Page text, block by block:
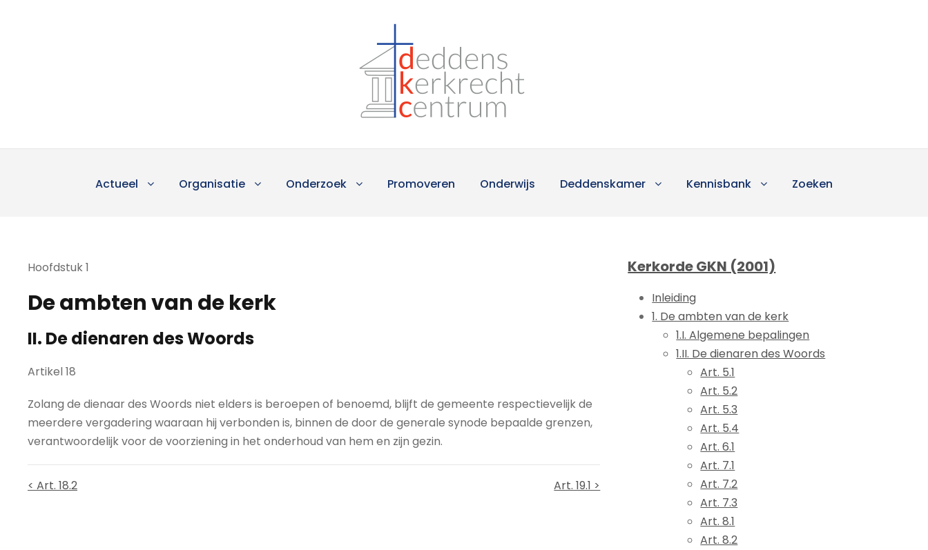
Actueel Organisatie Onderzoek Promoveren Onderwijs Deddenskamer Kennisbank Zoeken
Hoofdstuk 1
De ambten van de kerk
II. De dienaren des Woords
Artikel 18
Zolang de dienaar des Woords niet elders is beroepen of benoemd, blijft de gemeente respectievelijk de
meerdere vergadering waaraan hij verbonden is, binnen de door de generale synode bepaalde grenzen,
verantwoordelijk voor de voorziening in het onderhoud van hem en zijn gezin.
< Art. 18.2 Art. 19.1 >
Kerkorde GKN (2001)
Inleiding
1. De ambten van de kerk
1.I. Algemene bepalingen
1.II. De dienaren des Woords
Art. 5.1
Art. 5.2
Art. 5.3
Art. 5.4
Art. 6.1
Art. 7.1
Art. 7.2
Art. 7.3
Art. 8.1
Art. 8.2